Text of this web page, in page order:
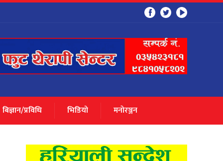
बिज्ञान/प्रविधि भिडियो मनाेरञ्जन